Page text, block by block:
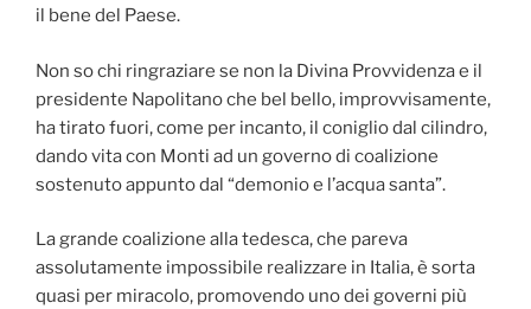
il bene del Paese.
Non so chi ringraziare se non la Divina Provvidenza e il
presidente Napolitano che bel bello, improvvisamente,
ha tirato fuori, come per incanto, il coniglio dal cilindro,
dando vita con Monti ad un governo di coalizione
sostenuto appunto dal “demonio e l’acqua santa”.
La grande coalizione alla tedesca, che pareva
assolutamente impossibile realizzare in Italia, è sorta
quasi per miracolo, promovendo uno dei governi più